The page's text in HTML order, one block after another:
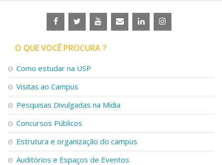
O QUE VOCÊ PROCURA ?
Como estudar na USP
Visitas ao Campus
Pesquisas Divulgadas na Mídia
Concursos Públicos
Estrutura e organização do campus
Auditórios e Espaços de Eventos